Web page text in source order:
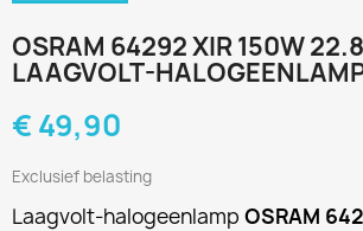
OSRAM 64292 XIR 150W
LAAGVOLT-
€ 49,90
Exclusief belasting
Laagvolt-halogeenlamp OSRAM